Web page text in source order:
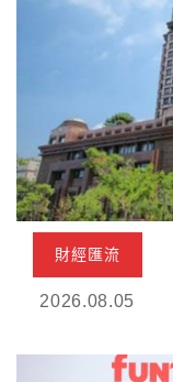
財經匯流
2026.08.05